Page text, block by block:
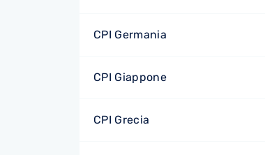
CPI Germania
CPI Giappone
CPI Grecia